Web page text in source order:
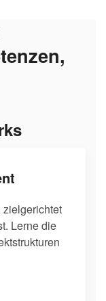
zielgerichtet
Lerne die